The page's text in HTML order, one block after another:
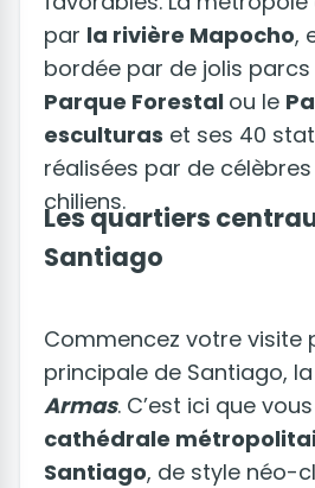
par la rivière Mapocho,
bordée par de jolis
Parque Forestal ou le
esculturas et ses 40
réalisées par de
chiliens.
Les quartiers
Santiago
Commencez votre visite
principale de Santiago, la
Armas. C’est ici que
cathédrale
Santiago, de style néo-